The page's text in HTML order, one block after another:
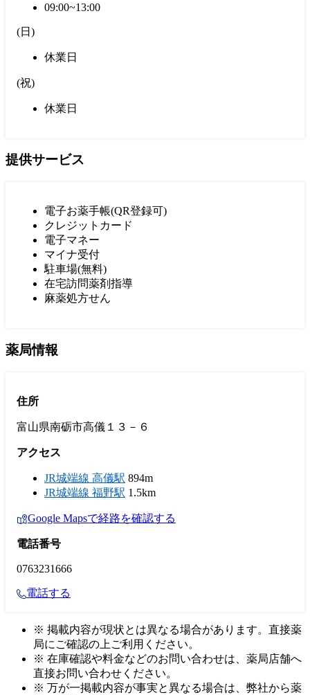
09:00~13:00
(日 )
休業日
(祝)
休業日
提供サービス
電子お薬手帳(QR登録可)
クレジットカード
電子マネー
マイナ受付
駐車場(無料)
在宅訪問薬剤指導
麻薬処方せん
薬局情報
住所
富山県南砺市高儀１３－６
アクセス
JR城端線 高儀駅 894m
JR城端線 福野駅 1.5km
Google Mapsで経路を確認する
電話番号
0763231666
電話する
※ 掲載内容が現状とは異なる場合があります。直接薬
局にご確認の上ご利用ください。
※ 在庫確認や料金などのお問い合わせは、薬局店舗へ
直接お問い合わせください。
※ 万が一掲載内容が事実と異なる場合は、弊社から薬